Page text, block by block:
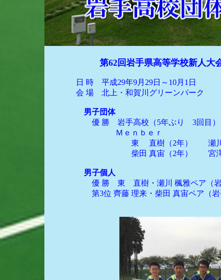
第62回岩手県高等学校新人大
日 時 平成29年9月29日～10月1日
会 場 北上・和賀川グリーンパーク
男子団体
優 勝 岩手高校（5年ぶり 3回目
Ｍｅｎｂｅｒ
東 直樹（2年） 瀬川 楓雅（
柴田 真宙（2年） 宮澤 怜（
男子個人
優 勝 東 直樹・瀬川 楓雅ペア（岩
第3位 齊藤 理来・柴田 真宙ペア（岩